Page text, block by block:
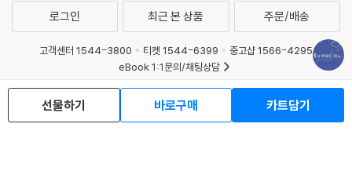
선물하기 바로구매 카트담기
로그인 최근 본 상품 주문/배송
고객센터 1544-3800 티켓 1544-6399
중고샵 1566-4295
eBook 1:1문의/채팅상담
예스이십사(주) 사업자 정보
이용약관
개인정보처리방침
청소년보호정책